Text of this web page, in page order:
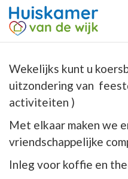
Wekelijks kunt u
uitzondering van
activiteiten )
Met elkaar maken we
vriendschappelijke
Inleg voor koffie en